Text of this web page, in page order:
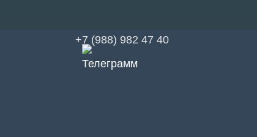
+7 (988) 982 47 40